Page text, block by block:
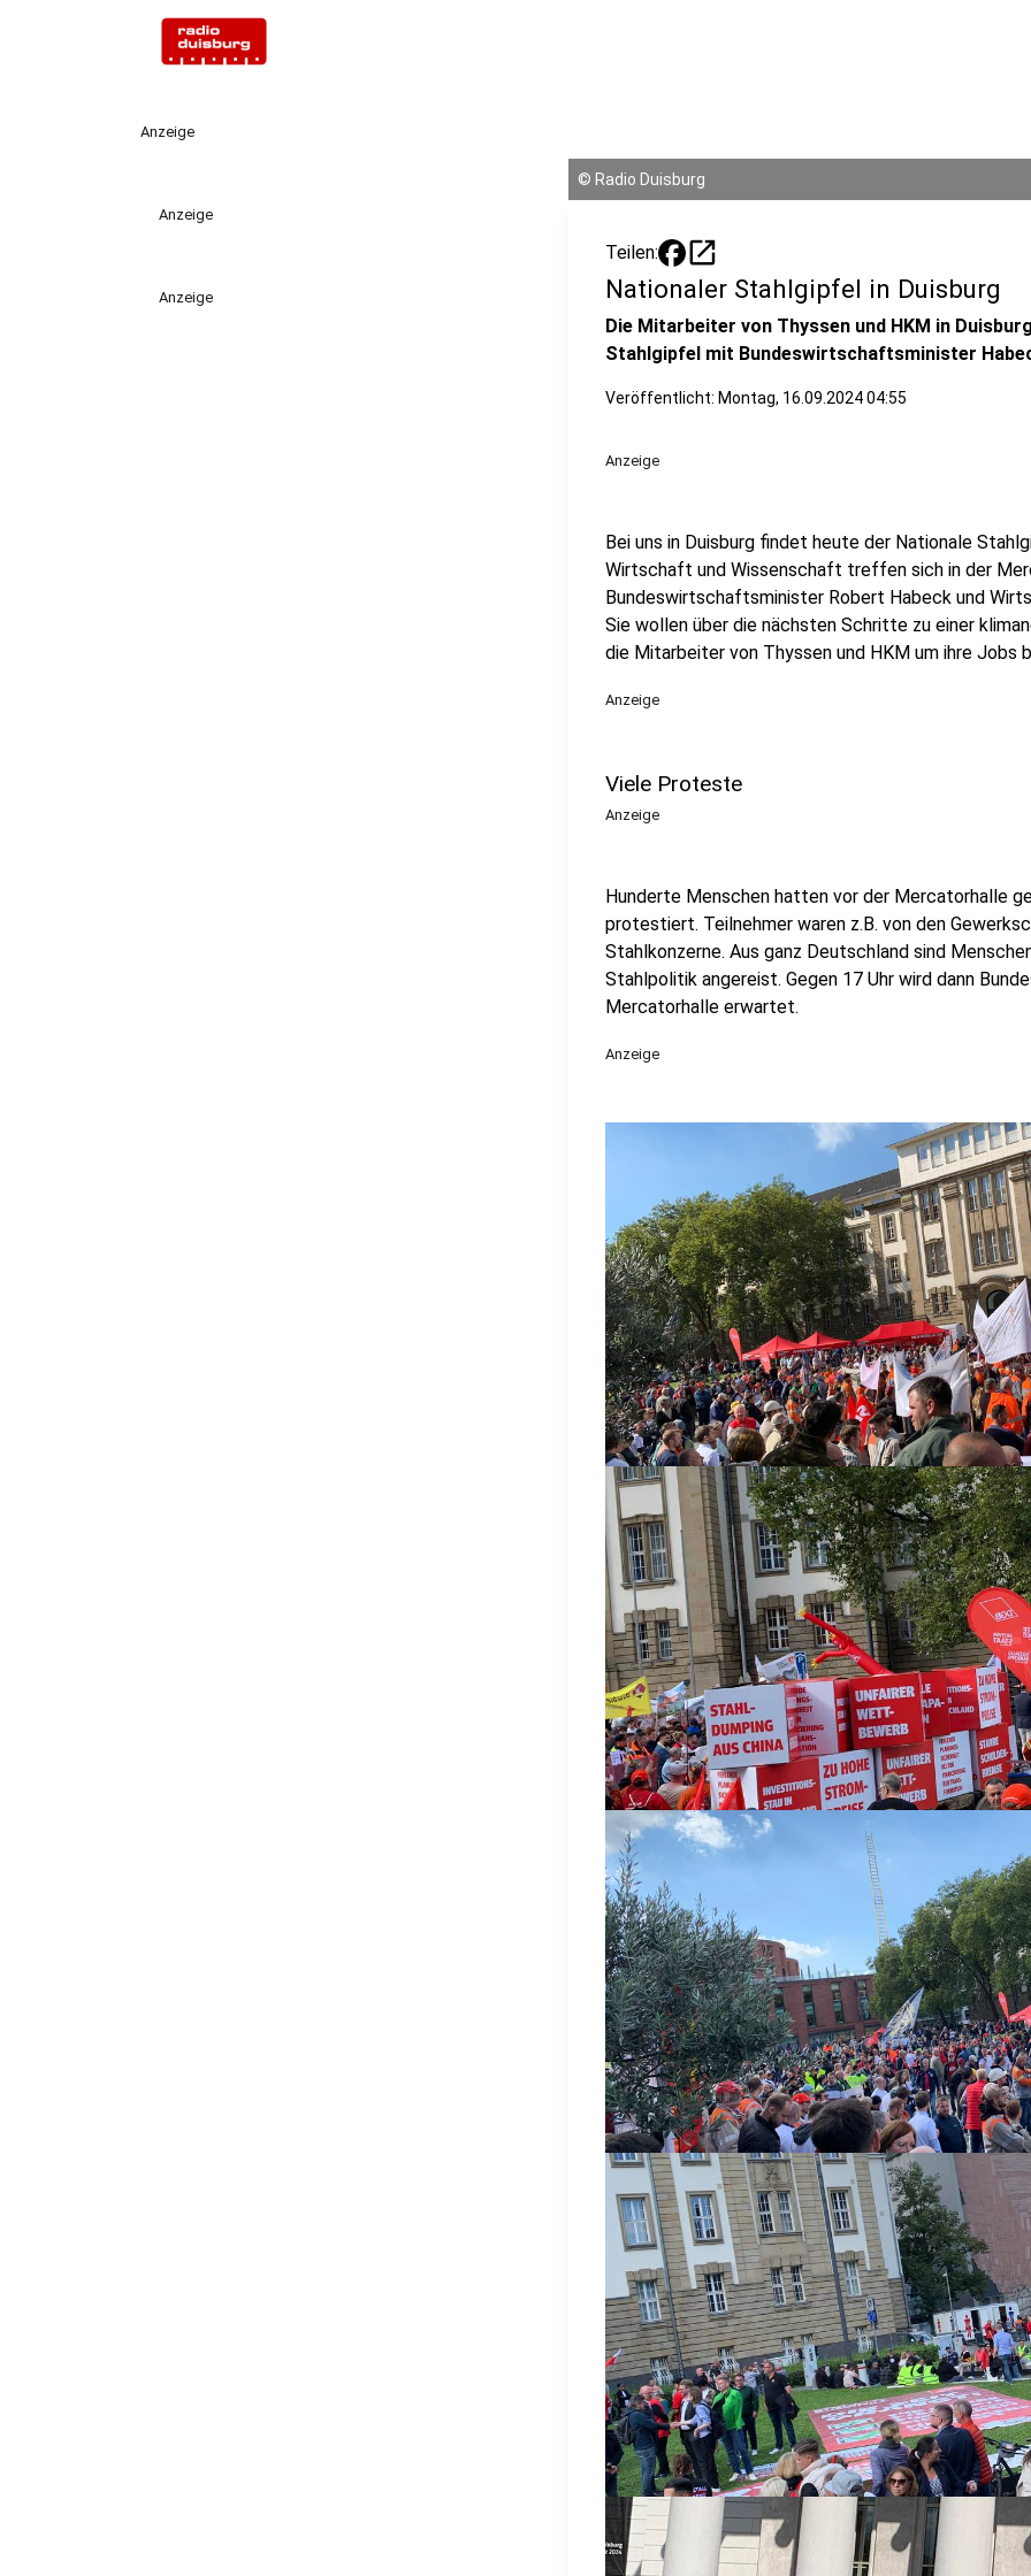
Anzeige
Anzeige
Anzeige
© Radio Duisburg
Teilen: open_in_new
Nationaler Stahlgipfel in Duisburg
Die Mitarbeiter von Thyssen und HKM in
Stahlgipfel mit Bundeswirtschaftsminister
Veröffentlicht: Montag, 16.09.2024 04:55
Anzeige
Bei uns in Duisburg findet heute der Nationale
Wirtschaft und Wissenschaft treffen sich in der
Bundeswirtschaftsminister Robert Habeck und
Sie wollen über die nächsten Schritte zu einer
die Mitarbeiter von Thyssen und HKM um ihre Jobs
Anzeige
Viele Proteste
Anzeige
Hunderte Menschen hatten vor der Mercatorhalle
protestiert. Teilnehmer waren z.B. von den
Stahlkonzerne. Aus ganz Deutschland sind
Stahlpolitik angereist. Gegen 17 Uhr wird dann
Mercatorhalle erwartet.
Anzeige